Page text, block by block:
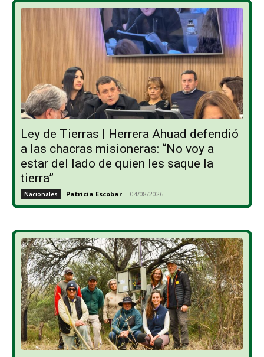
Ley de Tierras | Herrera Ahuad defendió
a las chacras misioneras: “No voy a
estar del lado de quien les saque la
tierra”
Nacionales Patricia Escobar - 04/08/2026